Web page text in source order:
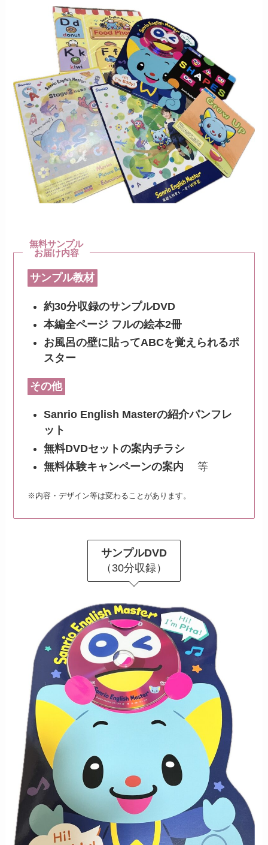
無料サンプル
お届け内容
サンプル教材
約30分収録のサンプルDVD
本編全ページ フルの絵本2冊
お風呂の壁に貼ってABCを覚えられるポ
スター
その他
Sanrio English Masterの紹介パンフレ
ット
無料DVDセットの案内チラシ
無料体験キャンペーンの案内 等
※内容・デザイン等は変わることがあります。
サンプルDVD
（30分収録）